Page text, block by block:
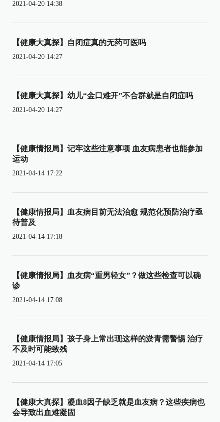
2021-04-20 14:38
【健康大真探】自闭症真的无药可医吗
2021-04-20 14:27
【健康大真探】幼儿“金口难开”不合群就是自闭症吗
2021-04-20 14:27
【健康情报局】记牢这些注意事项 血友病患者也能参加
运动
2021-04-14 17:22
【健康情报局】血友病目前无法治愈 规范化预防治疗亟
待普及
2021-04-14 17:18
【健康情报局】血友病“重男轻女”？做这些检查可以确
诊
2021-04-14 17:08
【健康情报局】孩子身上常出现这样的淤青需警惕 治疗
不及时可能致残
2021-04-14 17:05
【健康大真探】凝血8因子缺乏就是血友病？这些疾病也
会导致出血难凝固